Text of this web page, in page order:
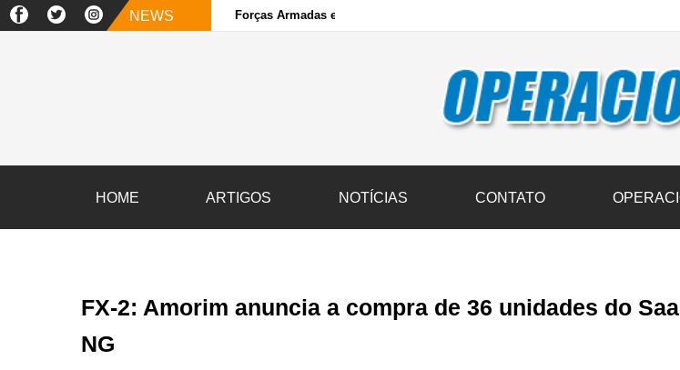
NEWS Forças Armadas e sociedade civil transportam 3,6 mil toneladas de
HOME ARTIGOS NOTÍCIAS CONTATO
FX-2: Amorim anuncia a compra de 36 unidades do
NG